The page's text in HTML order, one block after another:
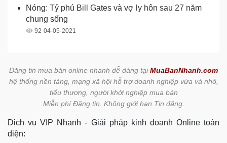
Nóng: Tỷ phú Bill Gates và vợ ly hôn sau 27 năm
chung sống
92 04-05-2021
Đăng tin mua bán online nhanh dễ dàng tạiMuaBanNhanh.com
hệ thống nền tảng, mạng xã hội hỗ trợ doanh nghiệp vừa và nhỏ,
tiểu thương, người khởi nghiệp mua bán
Miễn phí Đăng tin. Không giới hạn Tin đăng.
Dịch vụ VIP Nhanh - Giải pháp kinh doanh Online toàn
diện: